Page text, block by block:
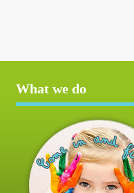
What we do